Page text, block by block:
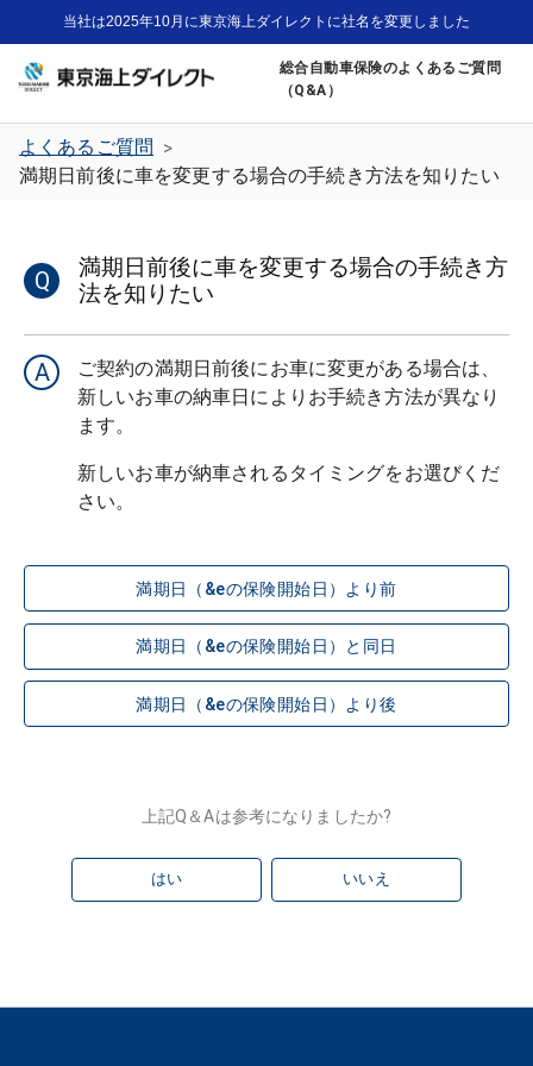
当社は2025年10月に東京海上ダイレクトに社名を変更しました
総合自動車保険のよくあるご質問
（Q&A）
よくあるご質問 >
満期日前後に車を変更する場合の手続き方法を知りたい
Q
満期日前後に車を変更する場合の手続き方
法を知りたい
A
ご契約の満期日前後にお車に変更がある場合は、
新しいお車の納車日によりお手続き方法が異なり
新しいお車が納車されるタイミングをお選びくだ
満期日（&eの保険開始日）より前
満期日（&eの保険開始日）と同日
満期日（&eの保険開始日）より後
上記Q＆Aは参考になりましたか?
はい いいえ